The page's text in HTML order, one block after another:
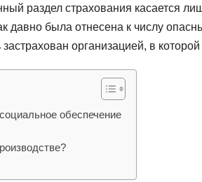
раздел страхования касается
давно была отнесена к числу
организацией, в которой
обеспечение